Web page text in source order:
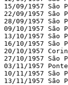
15/09/1957
22/09/1957 São Paulo
28/09/1957
09/10/1957 São
13/10/1957 São
16/10/1957 São
20/10/1957
27/10/1957 São
03/11/1957
10/11/1957 São
13/11/1957 São